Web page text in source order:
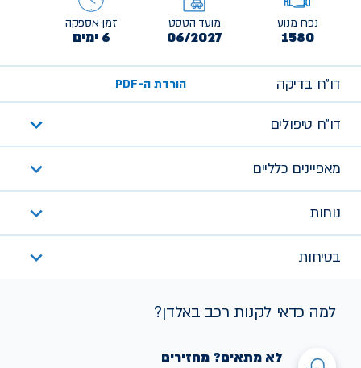
נפח מנוע
1580
מועד הטסט
06/2027
זמן אספקה
6 ימים
דו״ח בדיקה הורדת ה-PDF
דו״ח טיפולים
מאפיינים כלליים
נוחות
בטיחות
למה כדאי לקנות רכב באלדן?
לא מתאים? מחזירים